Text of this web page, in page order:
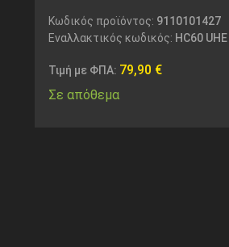
Κωδικός προϊόντος: 9110101427
Εναλλακτικός κωδικός: HC60 UHE
Τιμή με ΦΠΑ: 79,90 €
Σε απόθεμα